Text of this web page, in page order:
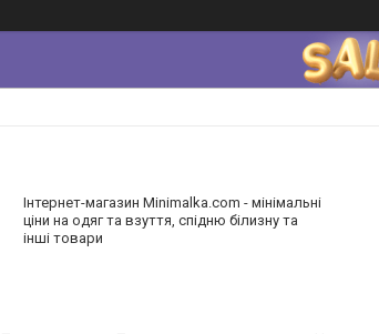
Інтернет-магазин Minimalka.com - мінімальні
ціни на одяг та взуття, спідню білизну та
інші товари